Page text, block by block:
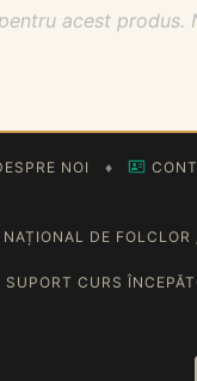
acest produs.
NOI ♦
DE FOLCLOR
SUPORT CURS